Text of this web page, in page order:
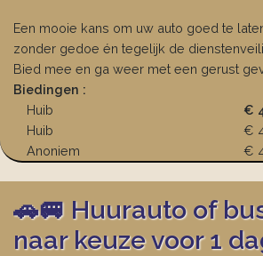
Een mooie kans om uw auto goed te
zonder gedoe én tegelijk de
Bied mee en ga weer met een gerust
Biedingen :
Huib
€
Huib
€
Anoniem
€
🚗🚐 Huurauto of
naar keuze voor 1